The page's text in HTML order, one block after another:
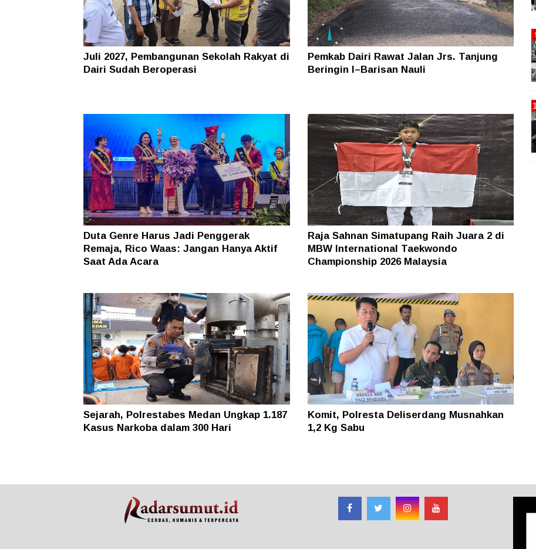
Juli 2027, Pembangunan Sekolah Rakyat di
Dairi Sudah Beroperasi
Pemkab Dairi Rawat Jalan Jrs. Tanjung
Beringin I–Barisan Nauli
Duta Genre Harus Jadi Penggerak
Remaja, Rico Waas: Jangan Hanya Aktif
Saat Ada Acara
Raja Sahnan Simatupang Raih Juara 2 di
MBW International Taekwondo
Championship 2026 Malaysia
Sejarah, Polrestabes Medan Ungkap 1.187
Kasus Narkoba dalam 300 Hari
Komit, Polresta Deliserdang Musnahkan
1,2 Kg Sabu